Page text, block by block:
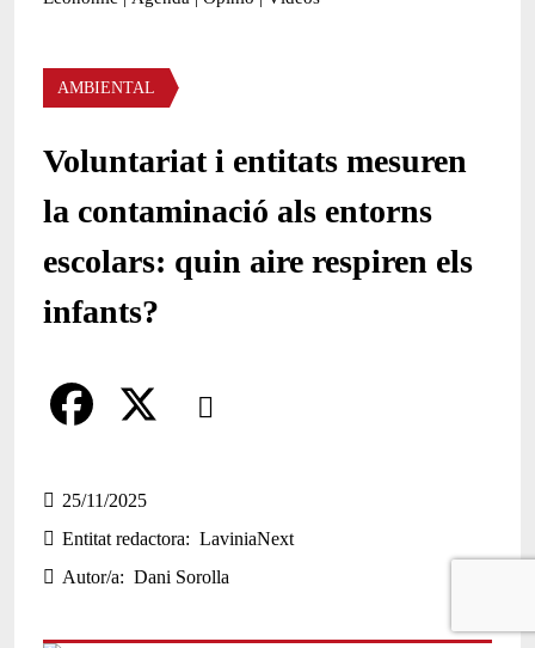
Àmbit de la notícia
AMBIENTAL
Voluntariat i entitats mesuren
la contaminació als entorns
escolars: quin aire respiren els
infants?
Comparteix
a
c
e
25/11/2025
Entitat redactora
LaviniaNext
Autor/a
Dani Sorolla